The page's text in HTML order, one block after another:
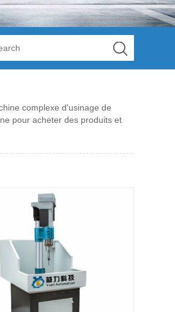
complexe d'usinage de
pour acheter des produits et